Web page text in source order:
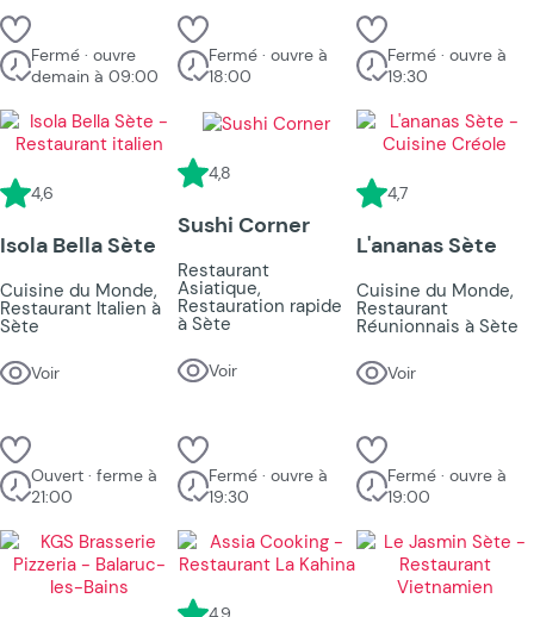
Fermé · ouvre
demain à 09:00
4,6
Isola Bella Sète
Cuisine du Monde,
Restaurant Italien à
Sète
Voir
Fermé · ouvre à
18:00
4,8
Sushi Corner
Restaurant
Asiatique,
Restauration rapide
à Sète
Voir
Fermé · ouvre à
19:30
4,7
L'ananas Sète
Cuisine du Monde,
Restaurant
Réunionnais à Sète
Voir
Ouvert · ferme à
21:00
Fermé · ouvre à
19:30
Fermé · ouvre à
19:00